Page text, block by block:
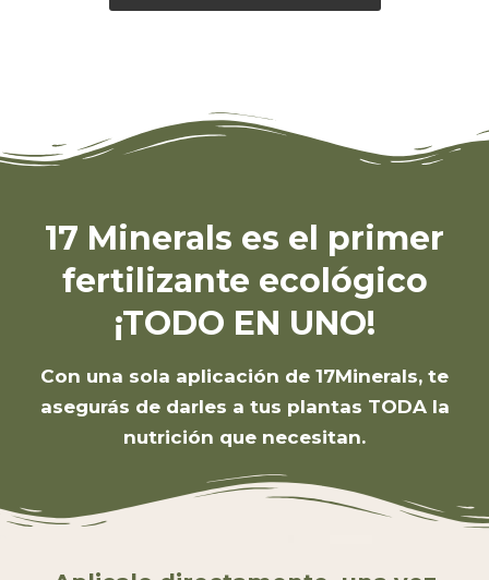
17 Minerals es el primer
fertilizante ecológico
¡TODO EN UNO!
Con una sola aplicación de 17Minerals, te
asegurás de darles a tus plantas TODA la
nutrición que necesitan.